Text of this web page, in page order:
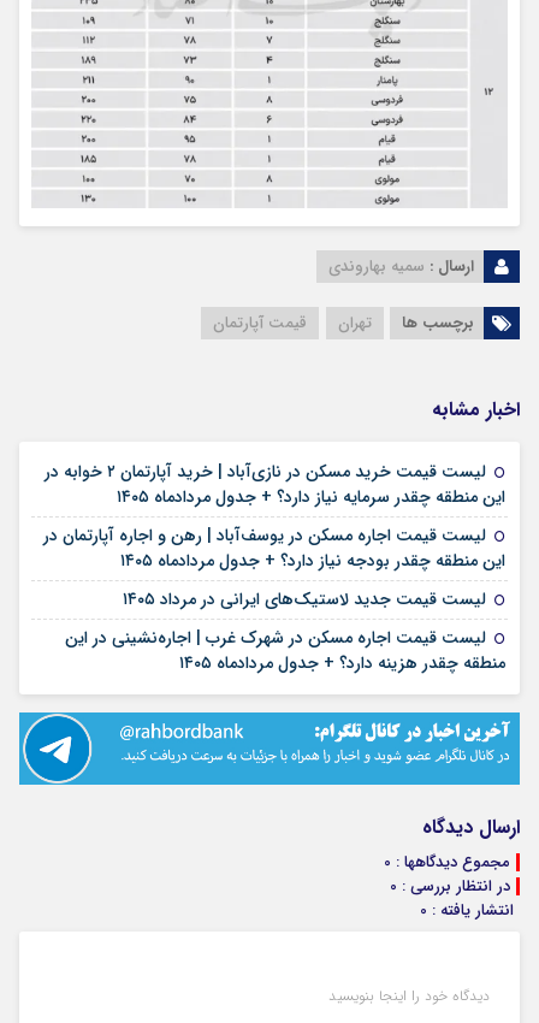
ارسال : سمیه بهاروندی
برچسب ها تهران قیمت آپارتمان‌
اخبار مشابه
لیست قیمت خرید مسکن در نازی‌آباد | خرید آپارتمان ۲ خوابه در
این منطقه چقدر سرمایه نیاز دارد؟ + جدول مردادماه ۱۴۰۵
لیست قیمت اجاره مسکن در یوسف‌آباد | رهن و اجاره آپارتمان در
این منطقه چقدر بودجه نیاز دارد؟ + جدول مردادماه ۱۴۰۵
لیست قیمت جدید لاستیک‌های ایرانی در مرداد ۱۴۰۵
لیست قیمت اجاره مسکن در شهرک غرب | اجاره‌نشینی در این
منطقه چقدر هزینه دارد؟ + جدول مردادماه ۱۴۰۵
ارسال دیدگاه
مجموع دیدگاهها : 0
در انتظار بررسی : 0
انتشار یافته : 0
دیدگاه خود را اینجا بنویسید